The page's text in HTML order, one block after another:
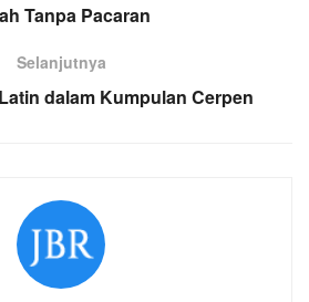
Tanpa Pacaran
Selanjutnya
dalam Kumpulan Cerpen